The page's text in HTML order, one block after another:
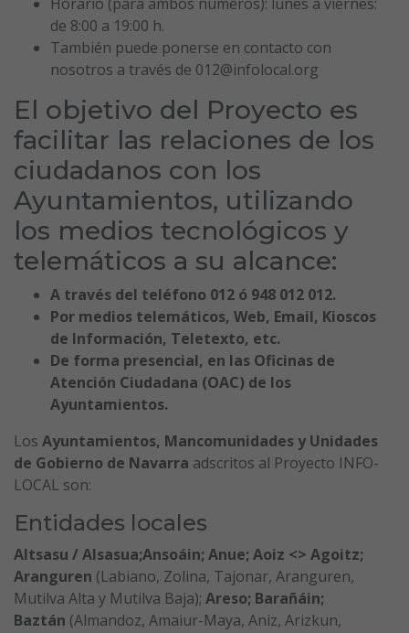
de 8:00 a 19:00 h.
También puede ponerse en contacto con
nosotros a través de 012@infolocal.org
El objetivo del Proyecto es
facilitar las relaciones de los
ciudadanos con los
Ayuntamientos, utilizando
los medios tecnológicos y
telemáticos a su alcance:
A través del teléfono 012 ó 948 012 012.
Por medios telemáticos, Web, Email, Kioscos
de Información, Teletexto, etc.
De forma presencial, en las Oficinas de
Atención Ciudadana (OAC) de los
Ayuntamientos.
Los Ayuntamientos, Mancomunidades y Unidades
de Gobierno de Navarra adscritos al Proyecto INFO-
LOCAL son:
Entidades locales
Altsasu / Alsasua;Ansoáin; Anue; Aoiz <> Agoitz;
Aranguren (Labiano, Zolina, Tajonar, Aranguren,
Mutilva Alta y Mutilva Baja); Areso; Barañáin;
Baztán (Almandoz, Amaiur-Maya, Aniz, Arizkun,